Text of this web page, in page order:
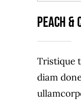
Peach
Tristique
diam